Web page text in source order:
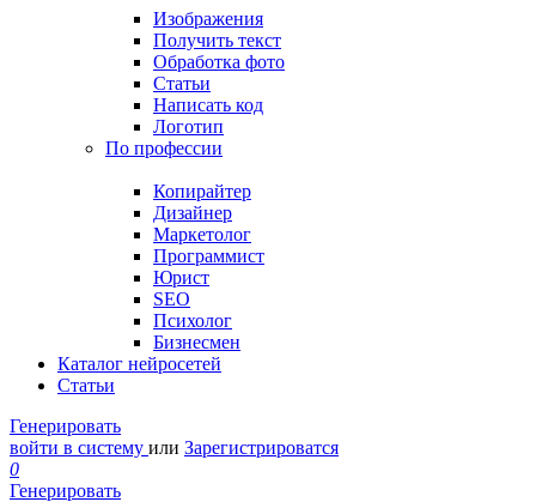
Изображения
Получить текст
Обработка фото
Статьи
Написать код
Логотип
По профессии
Копирайтер
Дизайнер
Маркетолог
Программист
Юрист
SEO
Психолог
Бизнесмен
Каталог нейросетей
Статьи
Генерировать
войти в систему или Зарегистрироватся
0
Генерировать